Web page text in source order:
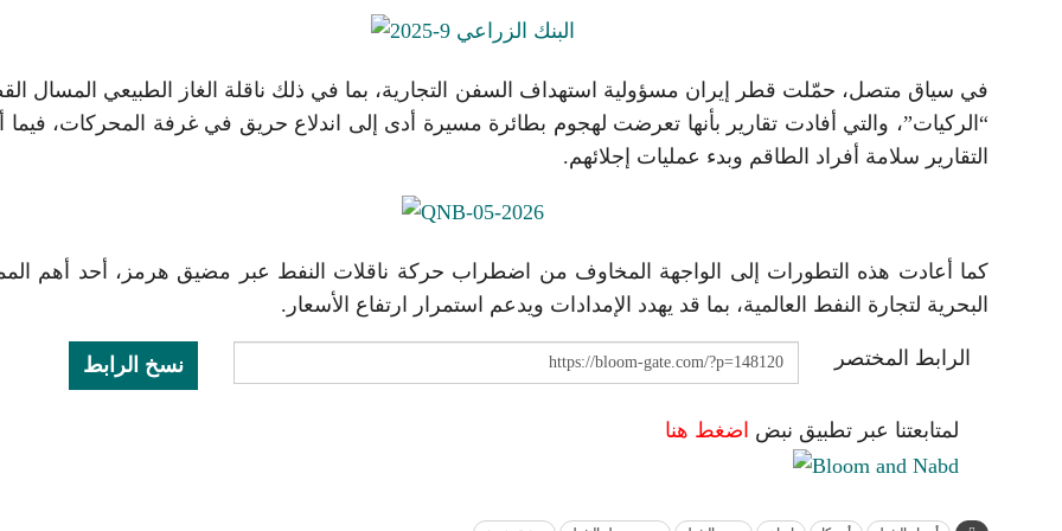
في سياق متصل، حمّلت قطر إيران مسؤولية استهداف السفن التجارية، بما في ذلك ناقلة الغاز الطبيعي المسال
“الركيات”، والتي أفادت تقارير بأنها تعرضت لهجوم بطائرة مسيرة أدى إلى اندلاع حريق في غرفة المحركات، فيما
التقارير سلامة أفراد الطاقم وبدء عمليات إجلائهم.
كما أعادت هذه التطورات إلى الواجهة المخاوف من اضطراب حركة ناقلات النفط عبر مضيق هرمز، أحد أهم
البحرية لتجارة النفط العالمية، بما قد يهدد الإمدادات ويدعم استمرار ارتفاع الأسعار.
الرابط المختصر نسخ الرابط
لمتابعتنا عبر تطبيق نبض اضغط هنا